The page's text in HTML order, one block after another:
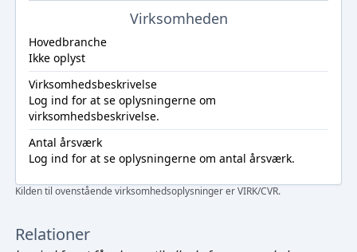
Virksomheden
Hovedbranche
Ikke oplyst
Virksomhedsbeskrivelse
Log ind for at se oplysningerne om
virksomhedsbeskrivelse.
Antal årsværk
Log ind for at se oplysningerne om antal årsværk.
Kilden til ovenstående virksomhedsoplysninger er VIRK/CVR.
Relationer